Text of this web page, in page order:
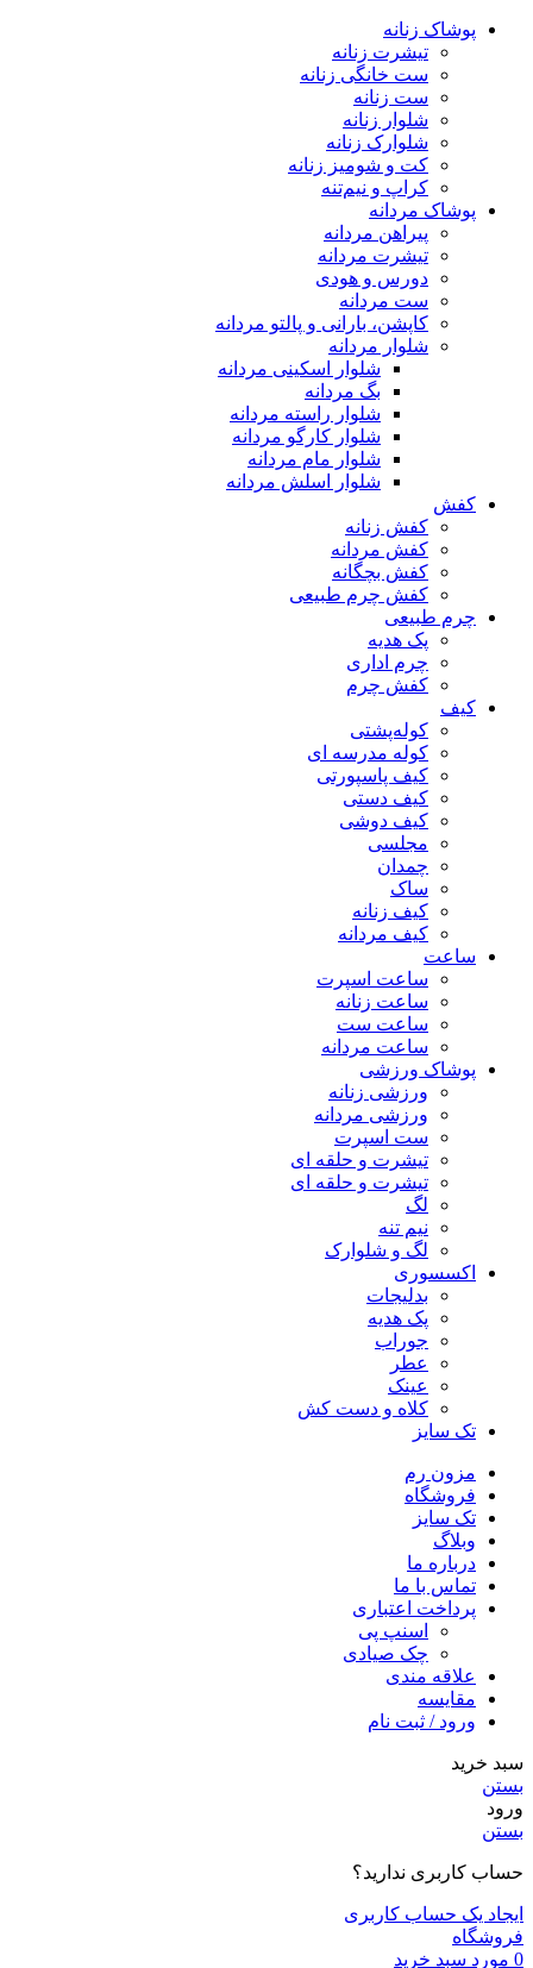
پوشاک زنانه
تیشرت زنانه
ست خانگی زنانه
ست زنانه
شلوار زنانه
شلوارک زنانه
کت و شومیز زنانه
کراپ و نیم‌تنه
پوشاک مردانه
پیراهن مردانه
تیشرت مردانه
دورس و هودی
ست مردانه
کاپشن، بارانی و پالتو مردانه
شلوار مردانه
شلوار اسکینی مردانه
بگ مردانه
شلوار راسته مردانه
شلوار کارگو مردانه
شلوار مام مردانه
شلوار اسلش مردانه
کفش
کفش زنانه
کفش مردانه
کفش بچگانه
کفش چرم طبیعی
چرم طبیعی
پک هدیه
چرم اداری
کفش چرم
کیف
کوله‌پشتی
کوله مدرسه ای
کیف پاسپورتی
کیف دستی
کیف دوشی
مجلسی
چمدان
ساک
کیف زنانه
کیف مردانه
ساعت
ساعت اسپرت
ساعت زنانه
ساعت ست
ساعت مردانه
پوشاک ورزشی
ورزشی زنانه
ورزشی مردانه
ست اسپرت
تیشرت و حلقه ای
تیشرت و حلقه ای
لگ
نیم تنه
لگ و شلوارک
اکسسوری
بدلیجات
پک هدیه
جوراب
عطر
عینک
کلاه و دست کش
تک سایز
مزون رم
فروشگاه
تک سایز
وبلاگ
درباره ما
تماس با ما
پرداخت اعتباری
اسنپ پی
چک صیادی
علاقه مندی
مقايسه
ورود / ثبت نام
سبد خرید
بستن
ورود
بستن
حساب کاربری ندارید؟
ایجاد یک حساب کاربری
فروشگاه
0 مورد سبد خرید